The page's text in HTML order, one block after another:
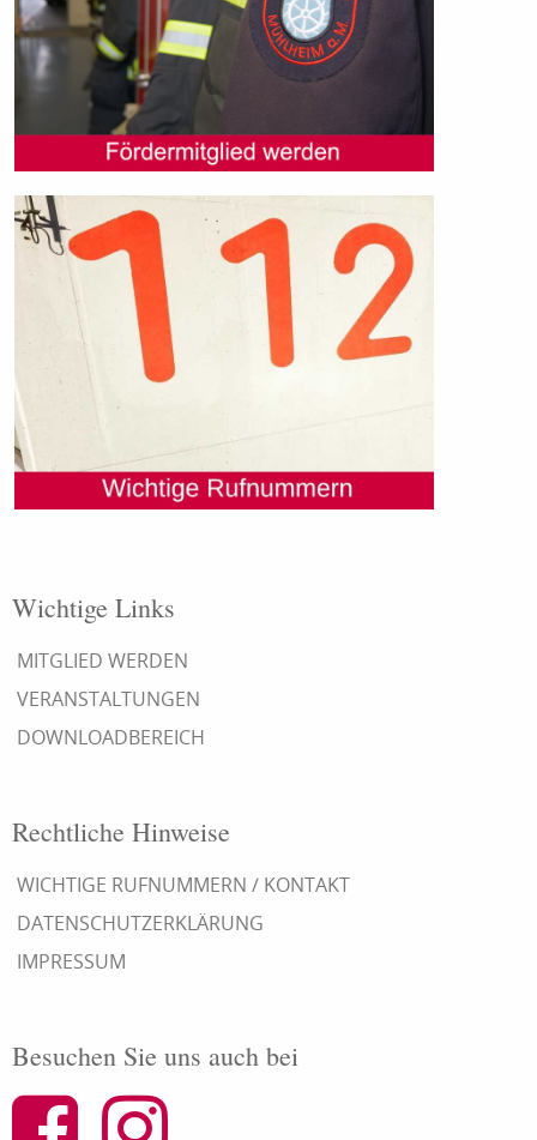
Wichtige Links
MITGLIED WERDEN
VERANSTALTUNGEN
DOWNLOADBEREICH
Rechtliche Hinweise
WICHTIGE RUFNUMMERN / KONTAKT
DATENSCHUTZERKLÄRUNG
IMPRESSUM
Besuchen Sie uns auch bei